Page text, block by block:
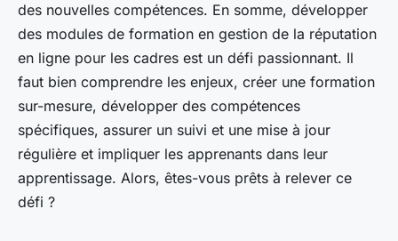
des nouvelles compétences. En somme, développer
des modules de formation en gestion de la réputation
en ligne pour les cadres est un défi passionnant. Il
faut bien comprendre les enjeux, créer une formation
sur-mesure, développer des compétences
spécifiques, assurer un suivi et une mise à jour
régulière et impliquer les apprenants dans leur
apprentissage. Alors, êtes-vous prêts à relever ce
défi ?